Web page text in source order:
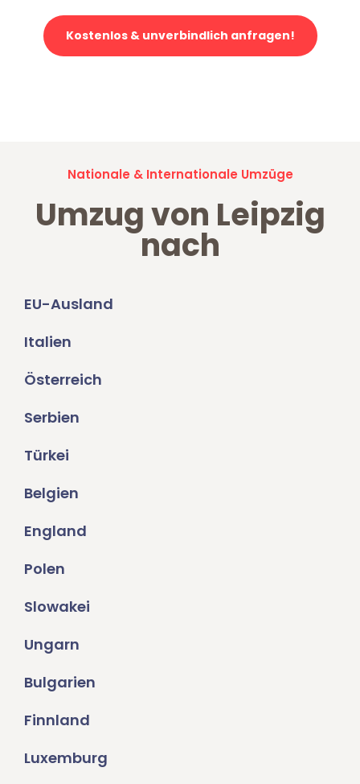
Kostenlos & unverbindlich anfragen!
Nationale & Internationale Umzüge
Umzug von Leipzig
nach
EU-Ausland
Italien
Österreich
Serbien
Türkei
Belgien
England
Polen
Slowakei
Ungarn
Bulgarien
Finnland
Luxemburg